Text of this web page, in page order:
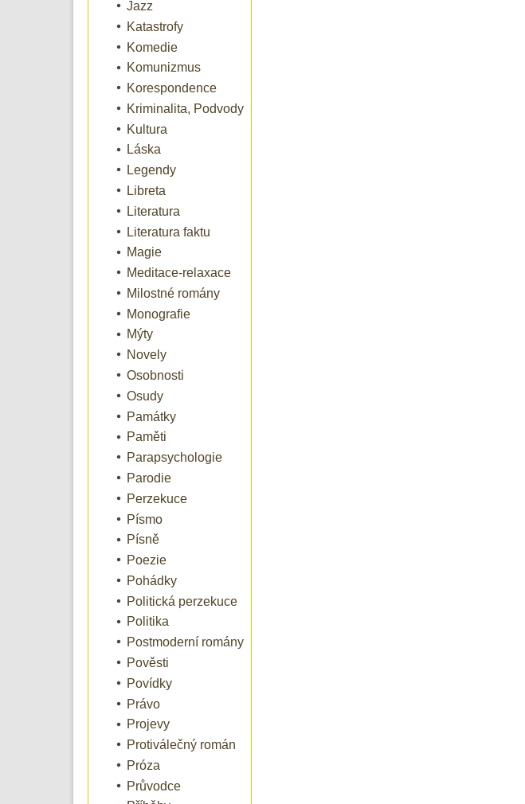
Jazz
Katastrofy
Komedie
Komunizmus
Korespondence
Kriminalita, Podvody
Kultura
Láska
Legendy
Libreta
Literatura
Literatura faktu
Magie
Meditace-relaxace
Milostné romány
Monografie
Mýty
Novely
Osobnosti
Osudy
Památky
Paměti
Parapsychologie
Parodie
Perzekuce
Písmo
Písně
Poezie
Pohádky
Politická perzekuce
Politika
Postmoderní romány
Pověsti
Povídky
Právo
Projevy
Protiválečný román
Próza
Průvodce